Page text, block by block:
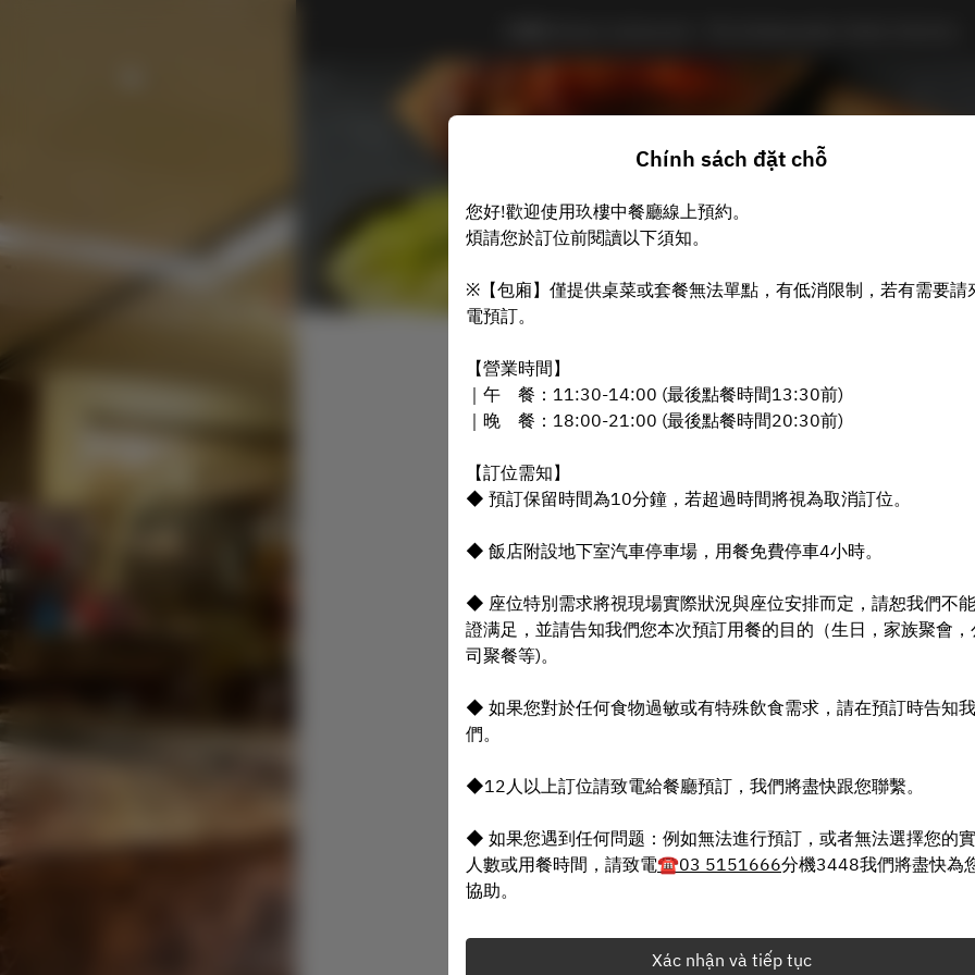
玖樓Chinese restaurant
T2 10 Thg 08
Chọn thời gian
Tìm bàn
Powered by
Chính sách đặt chỗ
您好!歡迎使用玖樓中餐廳線上預約。
煩請您於訂位前閱讀以下須知。
※【包廂】僅提供桌菜或套餐無法單點，有低消限制，若有需要請
電預訂。
【營業時間】
｜午 餐：11:30-14:00 (最後點餐時間13:30前)
｜晚 餐：18:00-21:00 (最後點餐時間20:30前)
【訂位需知】
◆ 預訂保留時間為10分鐘，若超過時間將視為取消訂位。
◆ 飯店附設地下室汽車停車場，用餐免費停車4小時。
◆ 座位特別需求將視現場實際狀況與座位安排而定，請恕我們不
證满足，並請告知我們您本次預訂用餐的目的（生日，家族聚會，
司聚餐等)。
◆ 如果您對於任何食物過敏或有特殊飲食需求，請在預訂時告知我
們。
◆12人以上訂位請致電給餐廳預訂，我們將盡快跟您聯繫。
◆ 如果您遇到任何問题：例如無法進行預訂，或者無法選擇您的
人數或用餐時間，請致電☎️03 5151666分機3448我們將盡快為
協助。
Xác nhận và tiếp tục